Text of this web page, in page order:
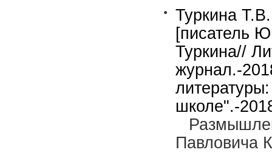
Туркина
[писатель
Туркина//
журнал.-
школе".-
Павловича